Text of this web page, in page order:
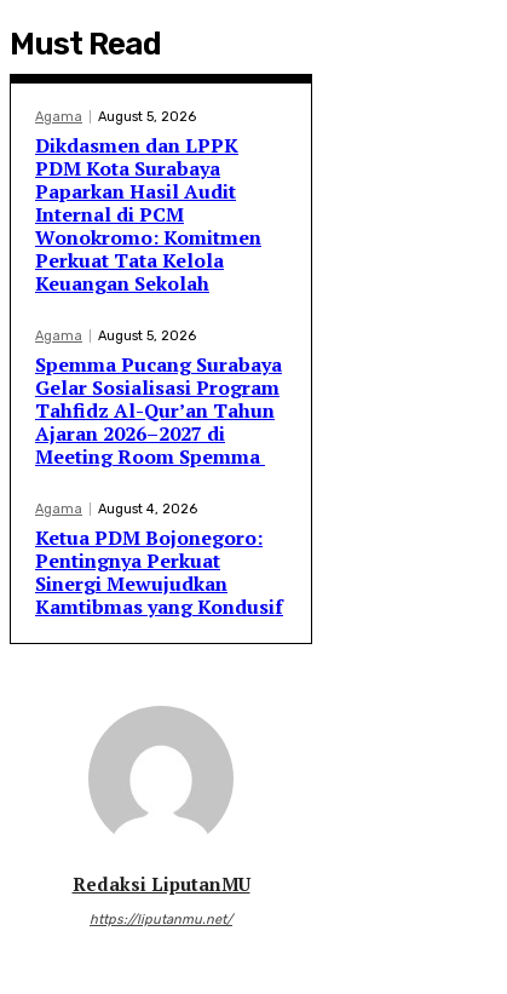
Must Read
Agama August 5, 2026
Dikdasmen dan LPPK
PDM Kota Surabaya
Paparkan Hasil Audit
Internal di PCM
Wonokromo: Komitmen
Perkuat Tata Kelola
Keuangan Sekolah
Agama August 5, 2026
Spemma Pucang Surabaya
Gelar Sosialisasi Program
Tahfidz Al-Qur’an Tahun
Ajaran 2026–2027 di
Meeting Room Spemma
Agama August 4, 2026
Ketua PDM Bojonegoro:
Pentingnya Perkuat
Sinergi Mewujudkan
Kamtibmas yang Kondusif
Redaksi LiputanMU
https://liputanmu.net/